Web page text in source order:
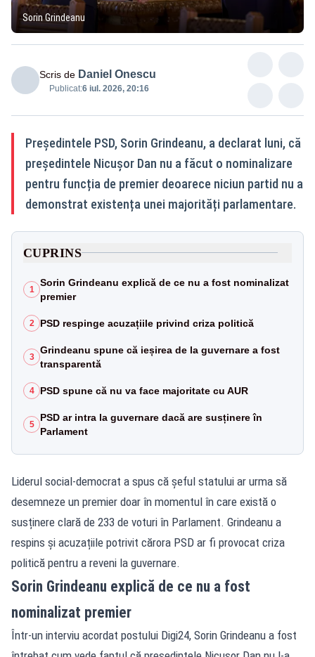
Sorin Grindeanu
Scris de Daniel Onescu
Publicat:6 iul. 2026, 20:16
Președintele PSD, Sorin Grindeanu, a declarat luni, că
președintele Nicușor Dan nu a făcut o nominalizare
pentru funcția de premier deoarece niciun partid nu a
demonstrat existența unei majorități parlamentare.
CUPRINS
1
Sorin Grindeanu explică de ce nu a fost nominalizat
premier
2 PSD respinge acuzațiile privind criza politică
3
Grindeanu spune că ieșirea de la guvernare a fost
transparentă
4 PSD spune că nu va face majoritate cu AUR
5
PSD ar intra la guvernare dacă are susținere în
Parlament
Liderul social-democrat a spus că șeful statului ar urma să
desemneze un premier doar în momentul în care există o
susținere clară de 233 de voturi în Parlament. Grindeanu a
respins și acuzațiile potrivit cărora PSD ar fi provocat criza
politică pentru a reveni la guvernare.
Sorin Grindeanu explică de ce nu a fost
nominalizat premier
Într-un interviu acordat postului Digi24, Sorin Grindeanu a fost